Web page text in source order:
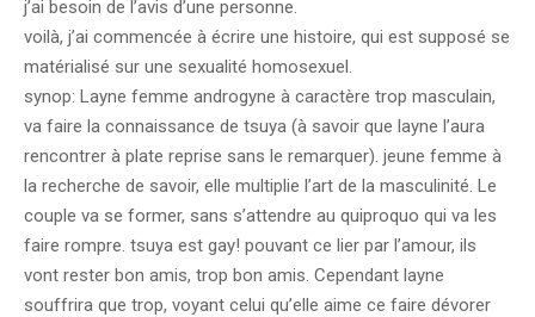
j’ai besoin de l’avis d’une personne.
voilà, j’ai commencée à écrire une histoire, qui est supposé se
matérialisé sur une sexualité homosexuel.
synop: Layne femme androgyne à caractère trop masculain,
va faire la connaissance de tsuya (à savoir que layne l’aura
rencontrer à plate reprise sans le remarquer). jeune femme à
la recherche de savoir, elle multiplie l’art de la masculinité. Le
couple va se former, sans s’attendre au quiproquo qui va les
faire rompre. tsuya est gay! pouvant ce lier par l’amour, ils
vont rester bon amis, trop bon amis. Cependant layne
souffrira que trop, voyant celui qu’elle aime ce faire dévorer